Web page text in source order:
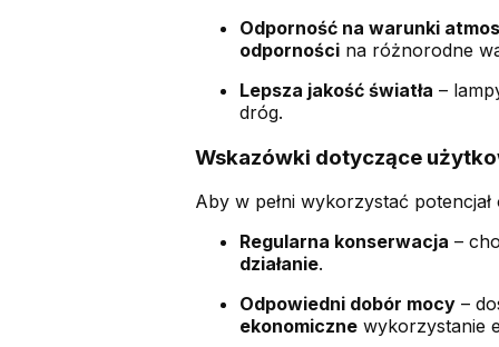
Odporność na warunki
odpornościna różnorodne
Lepsza jakość światła –
dróg.
Wskazówki dotyczące
Aby w pełni wykorzystać
Regularna konserwacja –
działanie.
Odpowiedni dobór mocy–
ekonomicznewykorzystanie